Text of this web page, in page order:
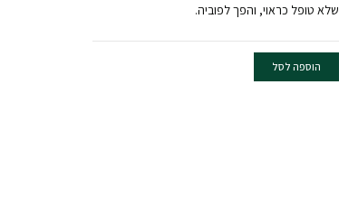
שלא טופל כראוי, והפך לפוביה.
הוספה לסל